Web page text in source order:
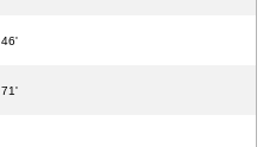
46'
71'